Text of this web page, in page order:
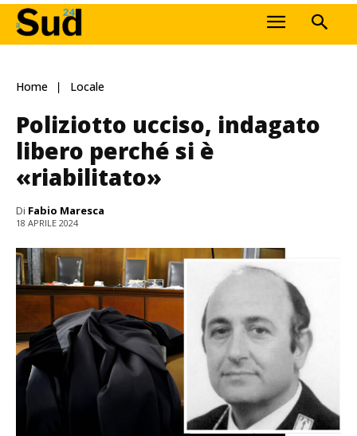
Home Locale
Poliziotto ucciso, indagato
libero perché si è
«riabilitato»
Di Fabio Maresca
18 APRILE 2024